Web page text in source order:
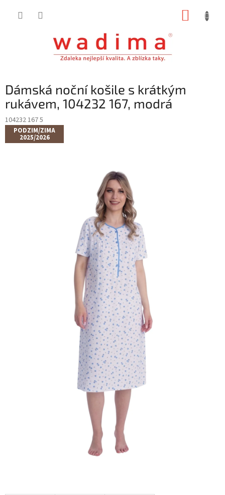
Dámská noční košile s krátkým
rukávem, 104232 167, modrá
104232 167 5
PODZIM/ZIMA
2025/2026